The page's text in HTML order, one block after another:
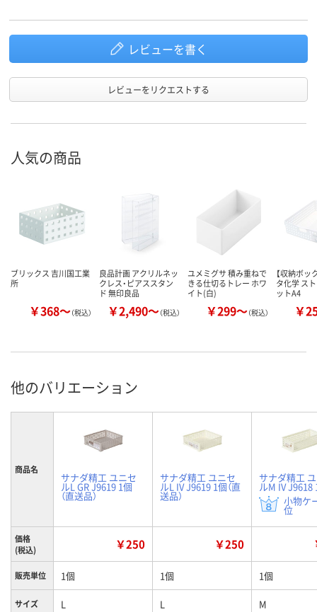
レビューを書く
レビューをリクエストする
人気の商品
ブリックス 吉川国工業
所
￥368～（税込）
良品計画 アクリルネッ
クレス・ピアススタン
ド 無印良品
￥2,490～（税込）
ユメミグサ 積み重ねで
きる仕切るトレー ホワ
イト(白)
￥299～（税込）
【収納ボッ
タ化学 ス
ットA4
￥
他のバリエーション
商品名
サナダ精工 ユニセ
ルL GR J9619 1個
（直送品）
サナダ精工 ユニセ
ルL IV J9619 1個（直
送品）
サナダ精工
ルM IV J9618
小物ケ
位
価格
(税込)
￥250 ￥250
販売単位 1個 1個 1個
サイズ L L M